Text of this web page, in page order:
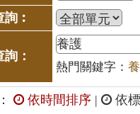
︰
：
熱門關鍵字：
依時間排序 |
依